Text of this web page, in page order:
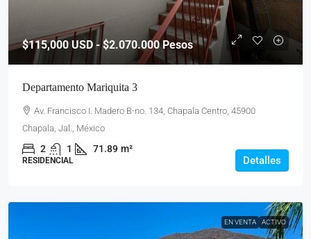
$115,000 USD - $2.070.000 Pesos
Departamento Mariquita 3
Av. Francisco I. Madero B-no. 134, Chapala Centro, 45900
Chapala, Jal., México
2 1 71.89 m²
RESIDENCIAL Detalles
EN VENTA ACTIVO